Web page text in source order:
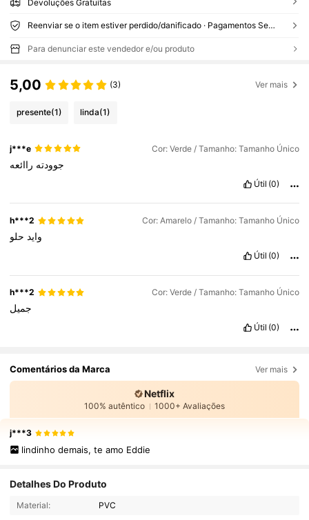
Devoluções Gratuitas
Reenviar se o item estiver perdido/danificado · Pagamentos Seguros · Proteção de privacidade
Para denunciar este vendedor e/ou produto
5,00 (3) Ver mais
presente(1) linda(1)
j***e Cor: Verde / Tamanho: Tamanho Único
جوودته راائعه
Útil (0)
h***2 Cor: Amarelo / Tamanho: Tamanho Único
وايد حلو
Útil (0)
h***2 Cor: Verde / Tamanho: Tamanho Único
جميل
Útil (0)
Comentários da Marca Ver mais
Netflix
100% autêntico 1000+ Avaliações
j***3
lindinho demais, te amo Eddie
Detalhes Do Produto
Material: PVC